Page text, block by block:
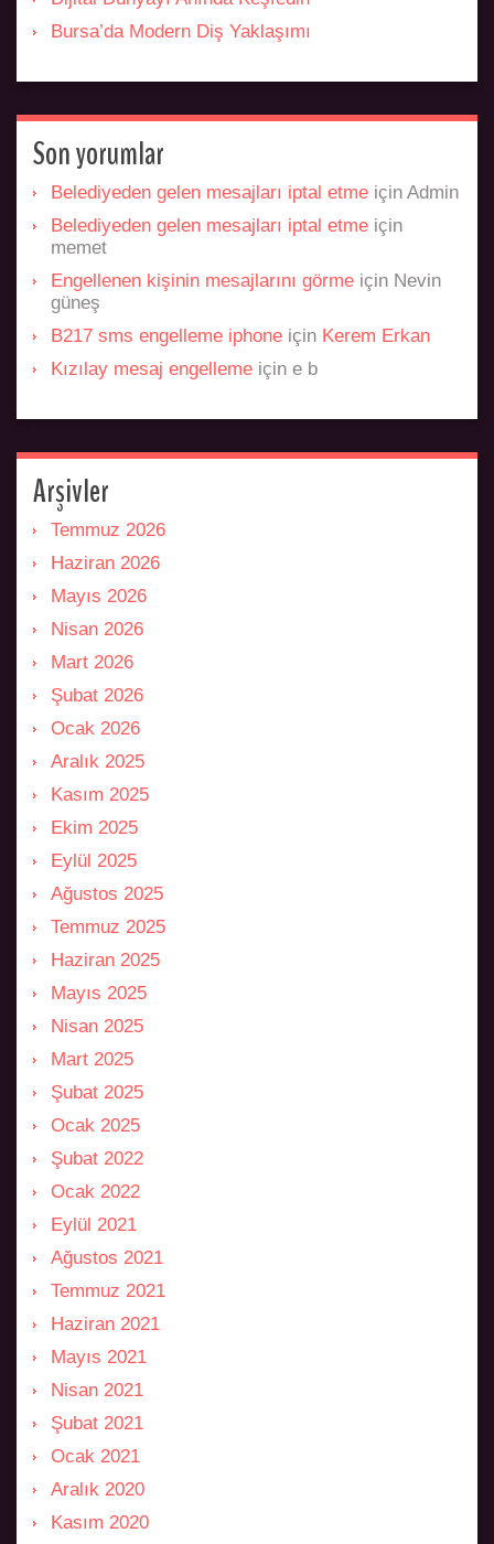
Bursa’da Modern Diş Yaklaşımı
Son yorumlar
Belediyeden gelen mesajları iptal etme için Admin
Belediyeden gelen mesajları iptal etme için
memet
Engellenen kişinin mesajlarını görme için Nevin
güneş
B217 sms engelleme iphone için Kerem Erkan
Kızılay mesaj engelleme için e b
Arşivler
Temmuz 2026
Haziran 2026
Mayıs 2026
Nisan 2026
Mart 2026
Şubat 2026
Ocak 2026
Aralık 2025
Kasım 2025
Ekim 2025
Eylül 2025
Ağustos 2025
Temmuz 2025
Haziran 2025
Mayıs 2025
Nisan 2025
Mart 2025
Şubat 2025
Ocak 2025
Şubat 2022
Ocak 2022
Eylül 2021
Ağustos 2021
Temmuz 2021
Haziran 2021
Mayıs 2021
Nisan 2021
Şubat 2021
Ocak 2021
Aralık 2020
Kasım 2020